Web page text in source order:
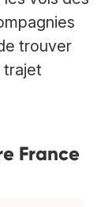
trouver
trajet
France